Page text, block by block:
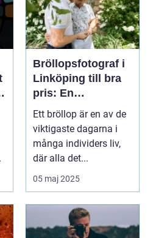
Bröllopsfotograf i
Linköping till bra
pris: En
nyckelspelare för
oförglömliga
minnen
Ett bröllop är en av de
viktigaste dagarna i
många individers liv,
där alla det...
05 maj 2025